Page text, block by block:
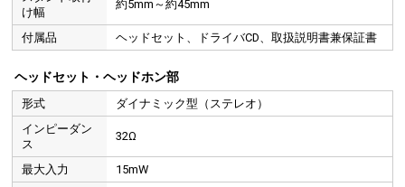
け幅
約5mm～約45mm
付属品 ヘッドセット、ドライバCD、取扱説明書兼保証書
ヘッドセット・ヘッドホン部
形式
ダイナミック型（ステレオ）
インピーダン
ス
32Ω
最大入力
15mW